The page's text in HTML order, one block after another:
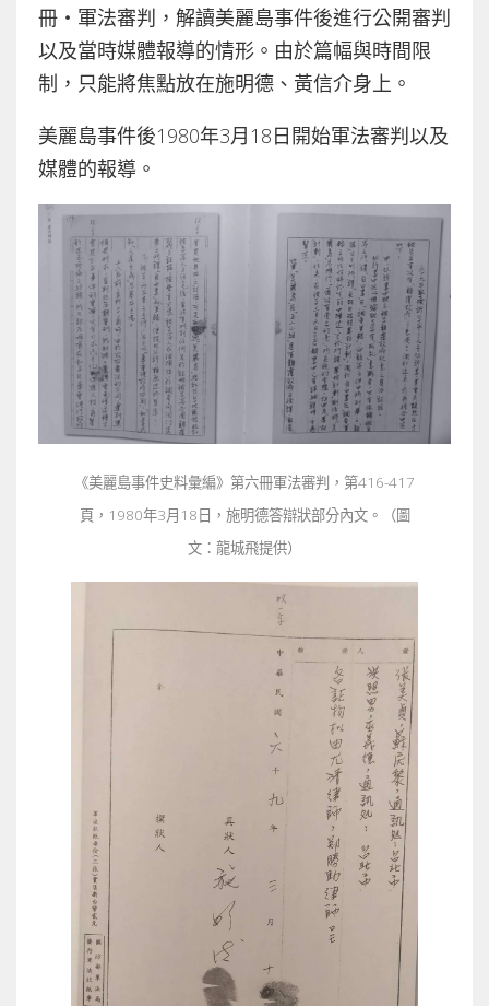
冊‧軍法審判，解讀美麗島事件後進行公開審判
以及當時媒體報導的情形。由於篇幅與時間限
制，只能將焦點放在施明德、黃信介身上。
美麗島事件後1980年3月18日開始軍法審判以及
媒體的報導。
《美麗島事件史料彙編》第六冊軍法審判，第416-417
頁，1980年3月18日，施明德答辯狀部分內文。（圖
文：龍城飛提供）